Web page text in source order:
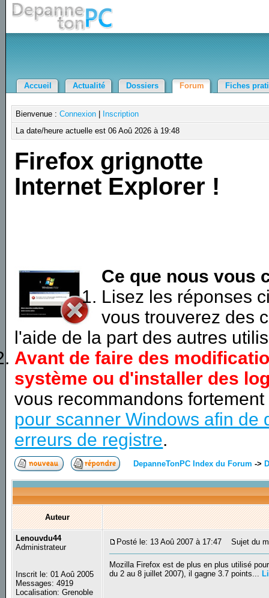
Accueil Actualité Dossiers Forum Fiches
Bienvenue :Connexion
Inscription
La date/heure actuelle est 06 Aoû 2026 à 19:48
Firefox grignotte
Internet Explorer !
Ce que nous vous
Lisez les réponses
vous trouverez des
l'aide de la part des autres
Avant de faire des
système ou d'installer des
vous recommandons
pour scanner Windows afin de
erreurs de registre.
DepanneTonPC Index du Forum ->
Auteur
Lenouvdu44
Administrateur
Inscrit le: 01 Aoû 2005
Messages: 4919
Localisation: Grenoble
Posté le: 13 Aoû 2007 à 17:47 Sujet du
Mozilla Firefox est de plus en plus utilisé
du 2 au 8 juillet 2007), il gagne 3.7 points...